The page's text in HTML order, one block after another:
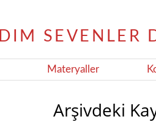
Materyaller
Arşivdeki